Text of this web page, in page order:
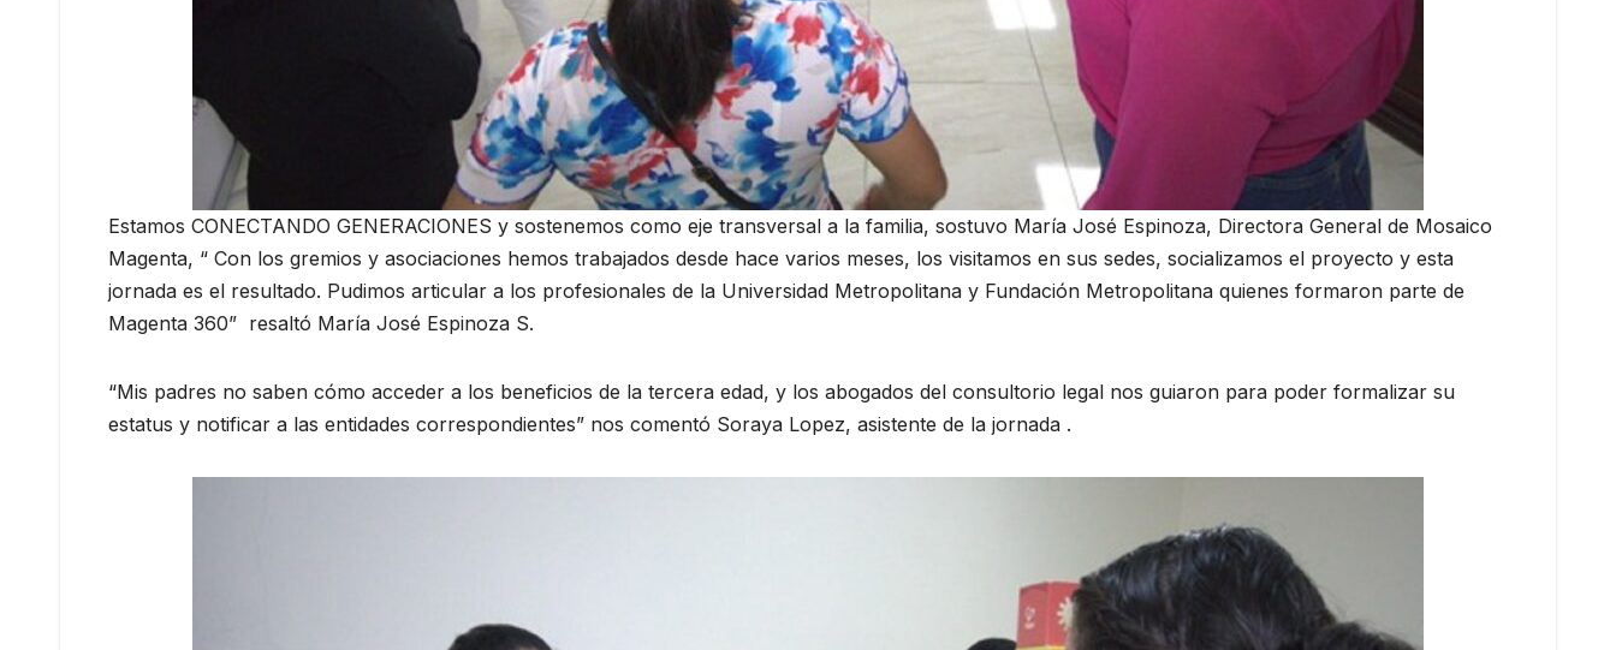
Estamos CONECTANDO GENERACIONES y sostenemos como eje transversal a la familia, sostuvo María José Espinoza, Directora General de Mosaico
Magenta, “ Con los gremios y asociaciones hemos trabajados desde hace varios meses, los visitamos en sus sedes, socializamos el proyecto y esta
jornada es el resultado. Pudimos articular a los profesionales de la Universidad Metropolitana y Fundación Metropolitana quienes formaron parte de
Magenta 360” resaltó María José Espinoza S.
“Mis padres no saben cómo acceder a los beneficios de la tercera edad, y los abogados del consultorio legal nos guiaron para poder formalizar su
estatus y notificar a las entidades correspondientes” nos comentó Soraya Lopez, asistente de la jornada .